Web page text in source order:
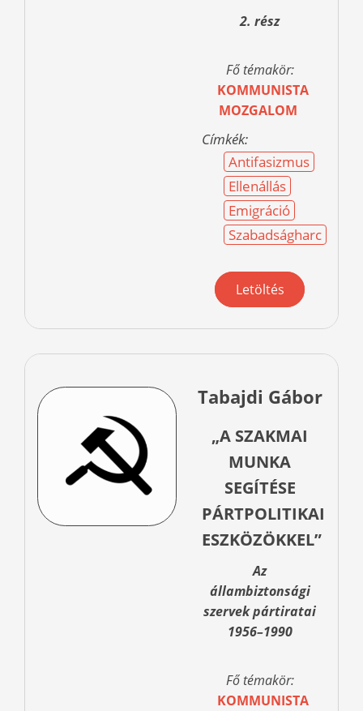
2. rész
Fő témakör:
KOMMUNISTA
MOZGALOM
Címkék:
Antifasizmus
Ellenállás
Emigráció
Szabadságharc
Letöltés
Tabajdi Gábor
„A SZAKMAI
MUNKA
SEGÍTÉSE
PÁRTPOLITIKAI
ESZKÖZÖKKEL”
Az
állambiztonsági
szervek pártiratai
1956–1990
Fő témakör:
KOMMUNISTA